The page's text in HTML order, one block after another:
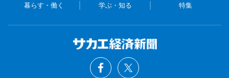
暮らす・働く 学ぶ・知る 特集